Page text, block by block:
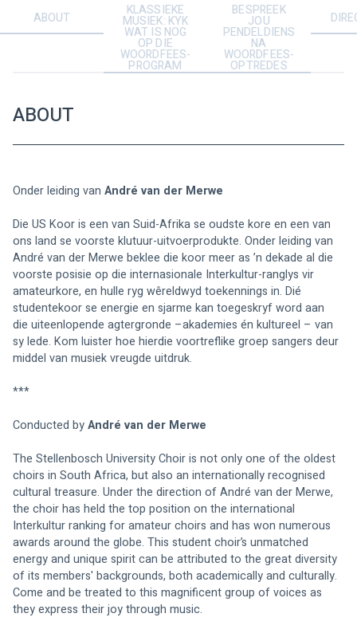
ABOUT KLASSIEKE
MUSIEK: KYK
WAT IS NOG
OP DIE
WOORDFEES-
PROGRAM
BESPREEK
JOU
PENDELDIENS
NA
WOORDFEES-
OPTREDES
ABOUT
Onder leiding van André van der Merwe
Die US Koor is een van Suid-Afrika se oudste kore en een van
ons land se voorste klutuur-uitvoerprodukte. Onder leiding van
André van der Merwe beklee die koor meer as ’n dekade al die
voorste posisie op die internasionale Interkultur-ranglys vir
amateurkore, en hulle ryg wêreldwyd toekennings in. Dié
studentekoor se energie en sjarme kan toegeskryf word aan
die uiteenlopende agtergronde –akademies én kultureel – van
sy lede. Kom luister hoe hierdie voortreflike groep sangers deur
middel van musiek vreugde uitdruk.
***
Conducted by André van der Merwe
The Stellenbosch University Choir is not only one of the oldest
choirs in South Africa, but also an internationally recognised
cultural treasure. Under the direction of André van der Merwe,
the choir has held the top position on the international
Interkultur ranking for amateur choirs and has won numerous
awards around the globe. This student choir’s unmatched
energy and unique spirit can be attributed to the great diversity
of its members' backgrounds, both academically and culturally.
Come and be treated to this magnificent group of voices as
they express their joy through music.